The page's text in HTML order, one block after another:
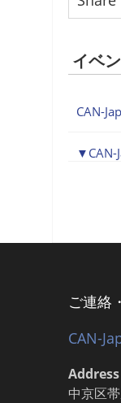
イベ
CAN-
ご連絡
CAN-
Address
中京区